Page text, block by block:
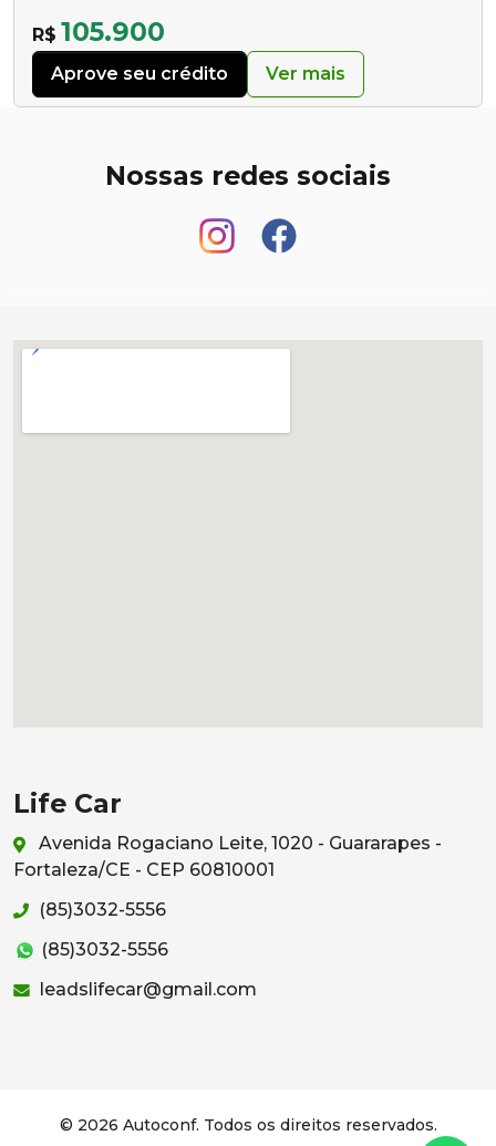
R$ 105.900
Aprove seu crédito Ver mais
Nossas redes sociais
Life Car
Avenida Rogaciano Leite, 1020 - Guararapes -
Fortaleza/CE - CEP 60810001
(85)3032-5556
(85)3032-5556
leadslifecar@gmail.com
© 2026 Autoconf. Todos os direitos reservados.